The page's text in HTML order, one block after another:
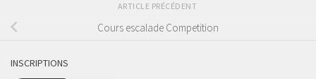
ARTICLE PRÉCÉDENT
Cours escalade Competition
INSCRIPTIONS